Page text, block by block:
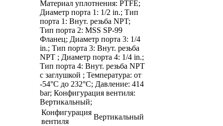
Материал уплотнения: PTFE;
Диаметр порта 1: 1/2 in.; Тип
порта 1: Внут. резьба NPT;
Тип порта 2: MSS SP-99
Фланец; Диаметр порта 3: 1/4
in.; Тип порта 3: Внут. резьба
NPT ; Диаметр порта 4: 1/4 in.;
Тип порта 4: Внут. резьба NPT
с заглушкой ; Температура: от
-54°C до 232°C; Давление: 414
bar; Конфигурация вентиля:
Вертикальный;
Конфигурация
вентиля
Вертикальный